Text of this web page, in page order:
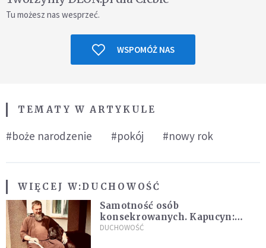
Tu możesz nas wesprzeć.
WSPOMÓŻ NAS
TEMATY W ARTYKULE
#boże narodzenie #pokój #nowy rok
WIĘCEJ W:DUCHOWOŚĆ
Samotność osób
konsekrowanych. Kapucyn:
Życie w pojedynkę rzadko jest
DUCHOWOŚĆ